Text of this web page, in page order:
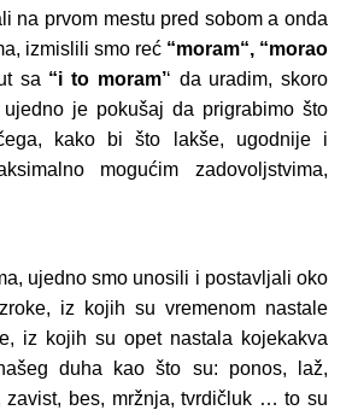
na prvom mestu pred sobom a onda
izmislili smo reć “moram“, “morao
sa “i to moram’‘ da uradim, skoro
je pokušaj da prigrabimo što
kako bi što lakše, ugodnije i
mogućim zadovoljstvima,
ujedno smo unosili i postavljali oko
iz kojih su vremenom nastale
iz kojih su opet nastala kojekakva
duha kao što su: ponos, laž,
zavist, bes, mržnja, tvrdičluk … to su